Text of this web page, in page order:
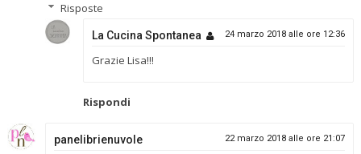
Risposte
La Cucina Spontanea 24 marzo 2018 alle ore 12:36
Grazie Lisa!!!
Rispondi
panelibrienuvole 22 marzo 2018 alle ore 21:07